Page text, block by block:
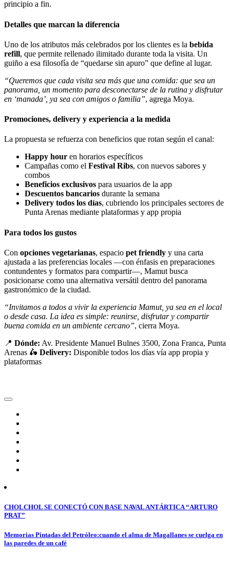
principio a fin.
Detalles que marcan la diferencia
Uno de los atributos más celebrados por los clientes es la bebida
refill, que permite rellenado ilimitado durante toda la visita. Un
guiño a esa filosofía de “quedarse sin apuro” que define al lugar.
“Queremos que cada visita sea más que una comida: que sea un
panorama, un momento para desconectarse de la rutina y disfrutar
en ‘manada’, ya sea con amigos o familia”, agrega Moya.
Promociones, delivery y experiencia a la medida
La propuesta se refuerza con beneficios que rotan según el canal:
Happy hour en horarios específicos
Campañas como el Festival Ribs, con nuevos sabores y
combos
Beneficios exclusivos para usuarios de la app
Descuentos bancarios durante la semana
Delivery todos los días, cubriendo los principales sectores de
Punta Arenas mediante plataformas y app propia
Para todos los gustos
Con opciones vegetarianas, espacio pet friendly y una carta
ajustada a las preferencias locales —con énfasis en preparaciones
contundentes y formatos para compartir—, Mamut busca
posicionarse como una alternativa versátil dentro del panorama
gastronómico de la ciudad.
“Invitamos a todos a vivir la experiencia Mamut, ya sea en el local
o desde casa. La idea es simple: reunirse, disfrutar y compartir
buena comida en un ambiente cercano”, cierra Moya.
📍 Dónde: Av. Presidente Manuel Bulnes 3500, Zona Franca, Punta
Arenas 🛵 Delivery: Disponible todos los días vía app propia y
plataformas
Navegación
entradas
CHOLCHOL SE CONECTÓ CON BASE NAVAL ANTÁRTICA “ARTURO
PRAT”
Memorias Pintadas del Petróleo:cuando el alma de Magallanes se cuelga en
las paredes de un café